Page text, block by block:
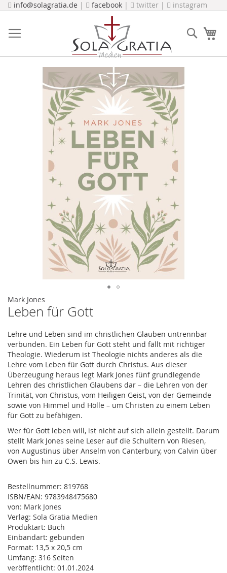
Direkt
info@solagratia.de | facebook | twitter | instagram
Suche
Mark Jones
Leben für Gott
Lehre und Leben sind im christlichen Glauben untrennbar
verbunden. Ein Leben für Gott steht und fällt mit richtiger
Theologie. Wiederum ist Theologie nichts anderes als die
Lehre vom Leben für Gott durch Christus. Aus dieser
Überzeugung heraus legt Mark Jones fünf grundlegende
Lehren des christlichen Glaubens dar – die Lehren von der
Trinität, von Christus, vom Heiligen Geist, von der Gemeinde
sowie von Himmel und Hölle – um Christen zu einem Leben
für Gott zu befähigen.
Wer für Gott leben will, ist nicht auf sich allein gestellt. Darum
stellt Mark Jones seine Leser auf die Schultern von Riesen,
von Augustinus über Anselm von Canterbury, von Calvin über
Owen bis hin zu C.S. Lewis.
Bestellnummer: 819768
ISBN/EAN: 9783948475680
von: Mark Jones
Verlag: Sola Gratia Medien
Produktart: Buch
Einbandart: gebunden
Format: 13,5 x 20,5 cm
Umfang: 316 Seiten
veröffentlicht: 01.01.2024
Bildergalerie
Zum
Anfang
der
Bildergalerie
springen